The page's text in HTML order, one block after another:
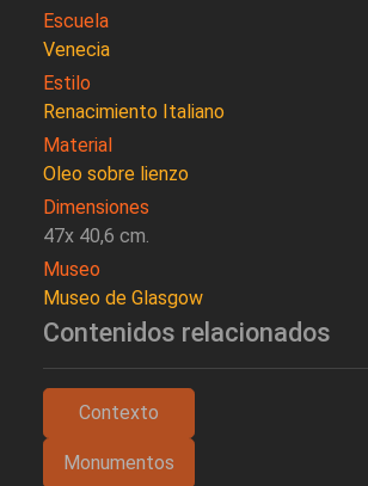
Escuela
Venecia
Estilo
Renacimiento Italiano
Material
Oleo sobre lienzo
Dimensiones
47x 40,6 cm.
Museo
Museo de Glasgow
Contenidos relacionados
Contexto
Monumentos